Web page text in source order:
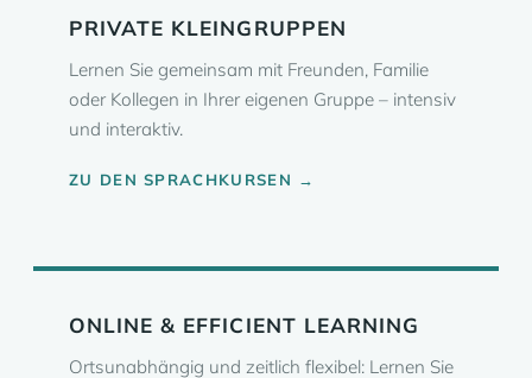
PRIVATE KLEINGRUPPEN
Lernen Sie gemeinsam mit Freunden, Familie
oder Kollegen in Ihrer eigenen Gruppe – intensiv
und interaktiv.
ZU DEN SPRACHKURSEN →
ONLINE & EFFICIENT LEARNING
Ortsunabhängig und zeitlich flexibel: Lernen Sie